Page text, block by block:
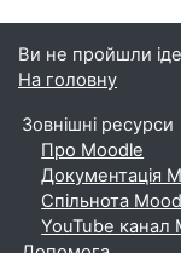
Ви не пройшли
На головну
Зовнішні ресурси
Про Moodle
Документація
Спільнота
YouTube канал